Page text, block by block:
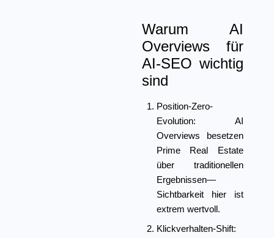
Warum AI
Overviews für
AI-SEO wichtig
sind
Position-Zero-
Evolution: AI
Overviews besetzen
Prime Real Estate
über traditionellen
Ergebnissen—
Sichtbarkeit hier ist
extrem wertvoll.
Klickverhalten-Shift: